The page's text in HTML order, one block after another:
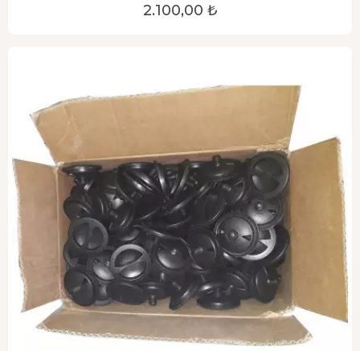
2.100,00 ₺